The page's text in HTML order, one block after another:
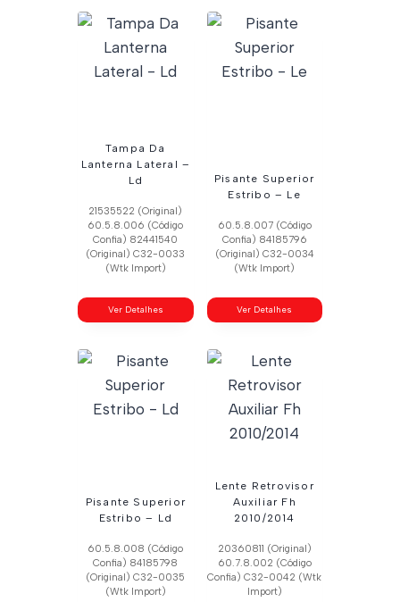
Tampa Da
Lanterna Lateral –
Ld
21535522 (Original)
60.5.8.006 (Código
Confia) 82441540
(Original) C32-0033
(Wtk Import)
Ver Detalhes
Pisante Superior
Estribo – Le
60.5.8.007 (Código
Confia) 84185796
(Original) C32-0034
(Wtk Import)
Ver Detalhes
Pisante Superior
Estribo – Ld
60.5.8.008 (Código
Confia) 84185798
(Original) C32-0035
(Wtk Import)
Lente Retrovisor
Auxiliar Fh
2010/2014
20360811 (Original)
60.7.8.002 (Código
Confia) C32-0042 (Wtk
Import)